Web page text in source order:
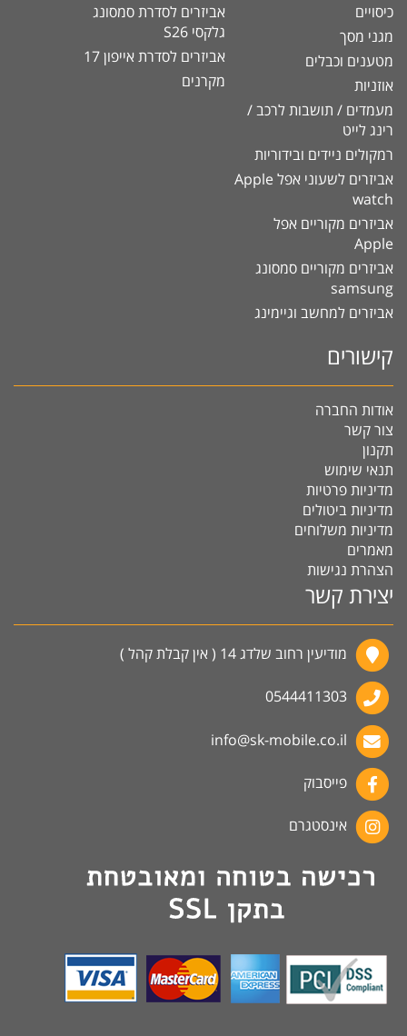
כיסויים
מגני מסך
מטענים וכבלים
אוזניות
מעמדים / תושבות לרכב /
רינג לייט
רמקולים ניידים ובידוריות
אביזרים לשעוני אפל Apple
watch
אביזרים מקוריים אפל
Apple
אביזרים מקוריים סמסונג
samsung
אביזרים למחשב וגיימינג
אביזרים לסדרת סמסונג
גלקסי S26
אביזרים לסדרת אייפון 17
מקרנים
קישורים
אודות החברה
צור קשר
תקנון
תנאי שימוש
מדיניות פרטיות
מדיניות ביטולים
מדיניות משלוחים
מאמרים
הצהרת נגישות
יצירת קשר
מודיעין רחוב שלדג 14 ( אין קבלת קהל )
0544411303
info@sk-mobile.co.il
פייסבוק
אינסטגרם